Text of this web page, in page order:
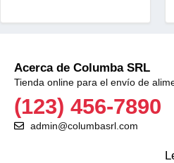
Acerca de Columba SRL
Tienda online para el envío de
(123) 456-7890
admin@columbasrl.com